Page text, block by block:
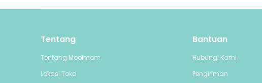
Tentang
Tentang Mooimom
Lokasi Toko
Bantuan
Hubungi Kami
Pengiriman